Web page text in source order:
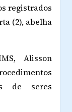
registrados
(2), abelha
Alisson
de seres